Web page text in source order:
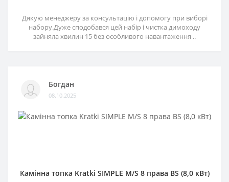
Дякую менеджеру за консультацію і допомогу при виборі
набору.Дуже сподобався цей набір і чистка димоходу
зайняла хвилин 15 без особливого навантаження ..
Богдан
08.10.2025
Камінна топка Kratki SIMPLE M/S 8 права BS (8,0 кВт)